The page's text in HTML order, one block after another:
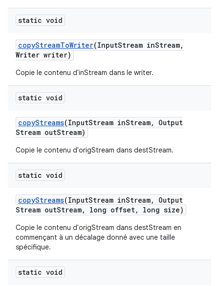
static void
copyStreamToWriter(InputStream inStream,
Writer writer)
Copie le contenu d'inStream dans le writer.
static void
copyStreams(InputStream inStream,
Output
Stream outStream)
Copie le contenu d'origStream dans destStream.
static void
copyStreams(InputStream inStream,
Output
Stream outStream, long offset, long size)
Copie le contenu d'origStream dans destStream en
commençant à un décalage donné avec une taille
spécifique.
static void